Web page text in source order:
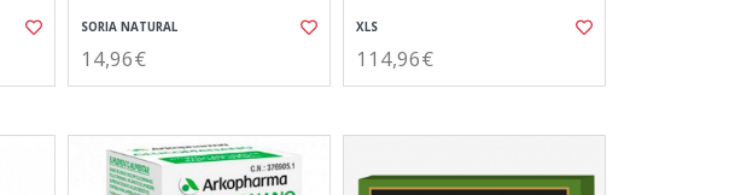
SORIA NATURAL
14,96€
XLS
114,96€